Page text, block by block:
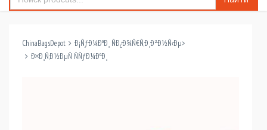
ChinaBagsDepot Ð¡ÑƒÐ¼ÐºÐ¸ ÑÐ¿Ð¾Ñ€Ñ‚Ð¸Ð²Ð½Ñ‹Ðµ>
Ð¤Ð¸Ñ‚Ð½ÐµÑ ÑÑƒÐ¼ÐºÐ¸